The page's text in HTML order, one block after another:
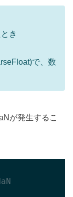
き
で、数
が発生するこ